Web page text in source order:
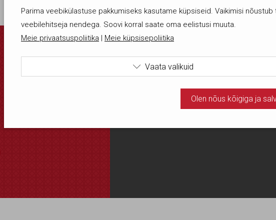
Korduma kippuvad
Parima veebikülastuse pakkumiseks kasutame küpsiseid. Vaikimisi nõustub
veebilehitseja nendega. Soovi korral saate oma eelistusi muuta.
Meie privaatsuspoliitika
Meie küpsisepoliitika
 Vaata valikuid
Kasutame tehnilisi küpsiseid, mis on vajalikud veebi toimimiseks.
Olen nõus kõigiga ja